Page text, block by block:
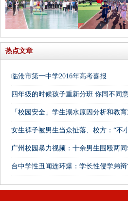
热点文章
临沧市第一中学2016年高考喜报
四年级的时候孩子重新分班 你同不同
「校园安全」学生溺水原因分析和教
女生裤子被男生当众扯落、校方：“不
广州校园暴力视频：十余男生围殴两
台中学性丑闻连环爆：学长性侵学弟辩